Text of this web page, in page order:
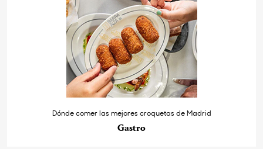
Dónde comer las mejores croquetas de Madrid
Gastro